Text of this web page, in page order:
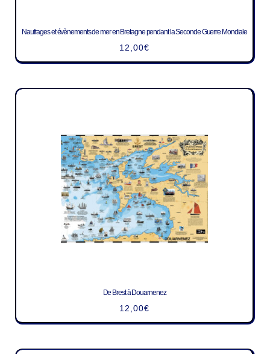
Naufrages et évènements de mer en Bretagne pendant la Seconde Guerre Mondiale
12,00€
De Brest à Douarnenez
12,00€